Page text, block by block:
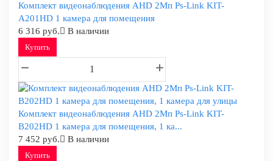
Комплект видеонаблюдения AHD 2Мп Ps-Link KIT-
A201HD 1 камера для помещения
6 316 руб.
В наличии
Купить
Комплект видеонаблюдения AHD 2Мп Ps-Link KIT-
B202HD 1 камера для помещения, 1 ка...
7 452 руб.
В наличии
Купить